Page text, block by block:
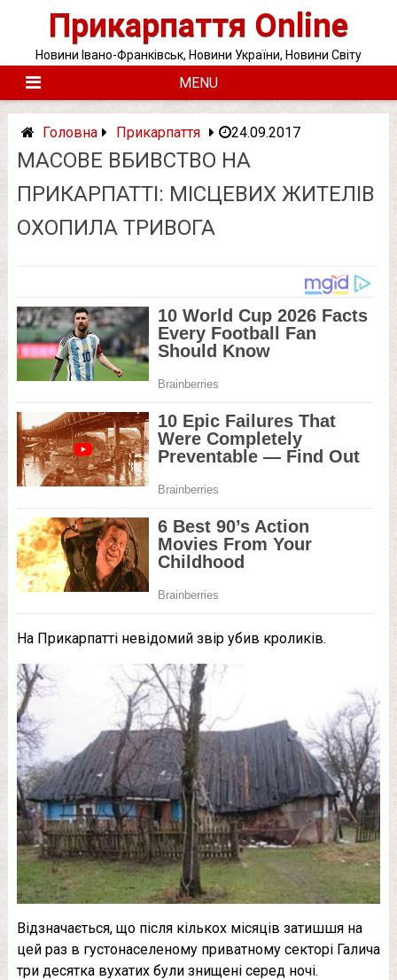
Прикарпаття Online
Новини Івано-Франківськ, Новини України, Новини Світу
MENU
Головна Прикарпаття 24.09.2017
МАСОВЕ ВБИВСТВО НА
ПРИКАРПАТТІ: МІСЦЕВИХ ЖИТЕЛІВ
ОХОПИЛА ТРИВОГА
На Прикарпатті невідомий звір убив кроликів.
Відзначається, що після кількох місяців затишшя на
цей раз в густонаселеному приватному секторі Галича
три десятка вухатих були знищені серед ночі.